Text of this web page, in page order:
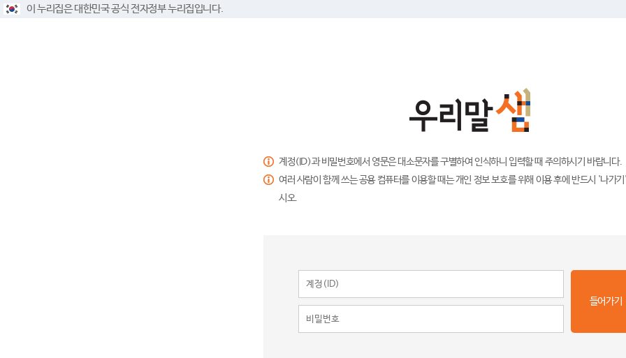
이 누리집은 대한민국 공식 전자정부 누리집입니다.
계정(ID)과 비밀번호에서 영문은 대소문자를 구별하여 인식하니 입력할 때 주의하시기 바랍니다.
여러 사람이 함께 쓰는 공용 컴퓨터를 이용할 때는 개인 정보 보호를 위해 이용 후에 반드시 '나가
시오.
들어가기